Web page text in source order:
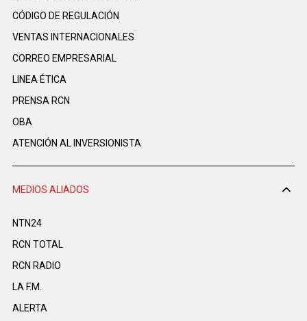
CÓDIGO DE REGULACIÓN
VENTAS INTERNACIONALES
CORREO EMPRESARIAL
LINEA ÉTICA
PRENSA RCN
OBA
ATENCIÓN AL INVERSIONISTA
MEDIOS ALIADOS
NTN24
RCN TOTAL
RCN RADIO
LA F.M.
ALERTA